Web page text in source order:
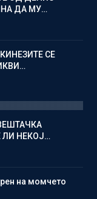
ДА МУ…
СЕ
ЛИ НЕКОЈ…
на момчето